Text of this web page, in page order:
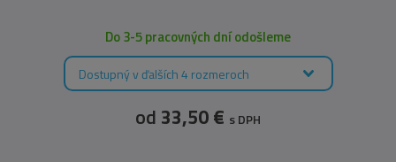
Do 3-5 pracovných dní odošleme
Dostupný v ďalších 4 rozmeroch
od 33,50 € s DPH